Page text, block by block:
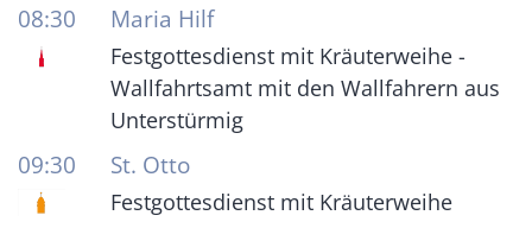
08:30 Maria Hilf
Festgottesdienst mit Kräuterweihe -
Wallfahrtsamt mit den Wallfahrern aus
Unterstürmig
09:30 St. Otto
Festgottesdienst mit Kräuterweihe